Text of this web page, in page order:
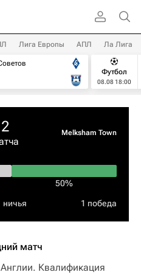
Лига Европы АПЛ Ла Лига
Футбол
08.08 18:00
2 Melksham Town
50%
ничья 1 победа
матч
Квалификация